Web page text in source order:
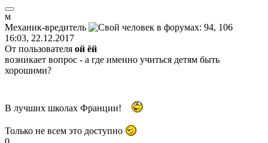
м
Механик-вредитель
16:03, 22.12.2017
От пользователя ой ёй
возникает вопрос - а где именно учиться детям быть
хорошими?
В лучших школах Франции!
Только не всем это доступно